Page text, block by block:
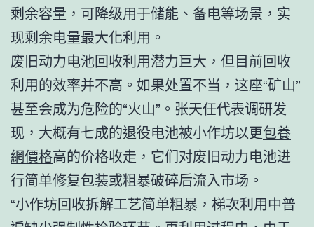
剩余容量，可降级用于储能、备电等场景，实
现剩余电量最大化利用。
废旧动力电池回收利用潜力巨大，但目前回收
利用的效率并不高。如果处置不当，这座“矿山”
甚至会成为危险的“火山”。张天任代表调研发
现，大概有七成的退役电池被小作坊以更包養
網價格高的价格收走，它们对废旧动力电池进
行简单修复包装或粗暴破碎后流入市场。
“小作坊回收拆解工艺简单粗暴，梯次利用中普